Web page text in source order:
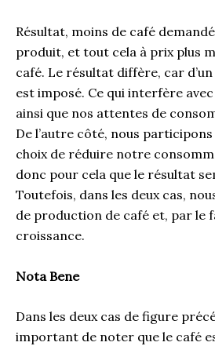
Résultat, moins de café
produit, et tout cela à prix plus
café. Le résultat diffère, car
est imposé. Ce qui interfère
ainsi que nos attentes de
De l’autre côté, nous
choix de réduire notre
donc pour cela que le résultat
Toutefois, dans les deux cas,
de production de café et, par le
croissance.
Nota Bene
Dans les deux cas de figure
important de noter que le café